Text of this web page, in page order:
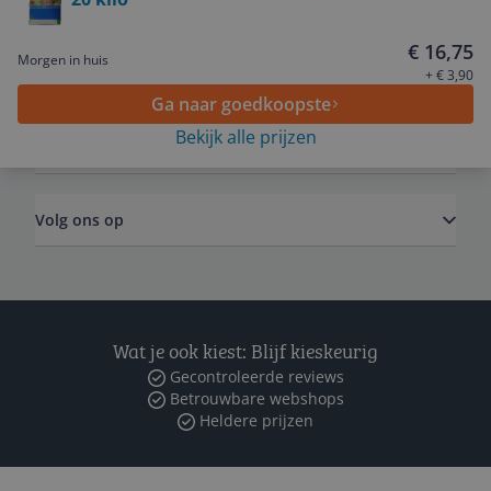
Morgen in huis € 16,75
+ € 3,90
Ga naar goedkoopste
Bekijk alle prijzen
Algemeen
Volg ons op
Wat je ook kiest: Blijf kieskeurig
Gecontroleerde reviews
Betrouwbare webshops
Heldere prijzen